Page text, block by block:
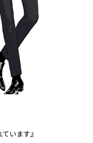
います』